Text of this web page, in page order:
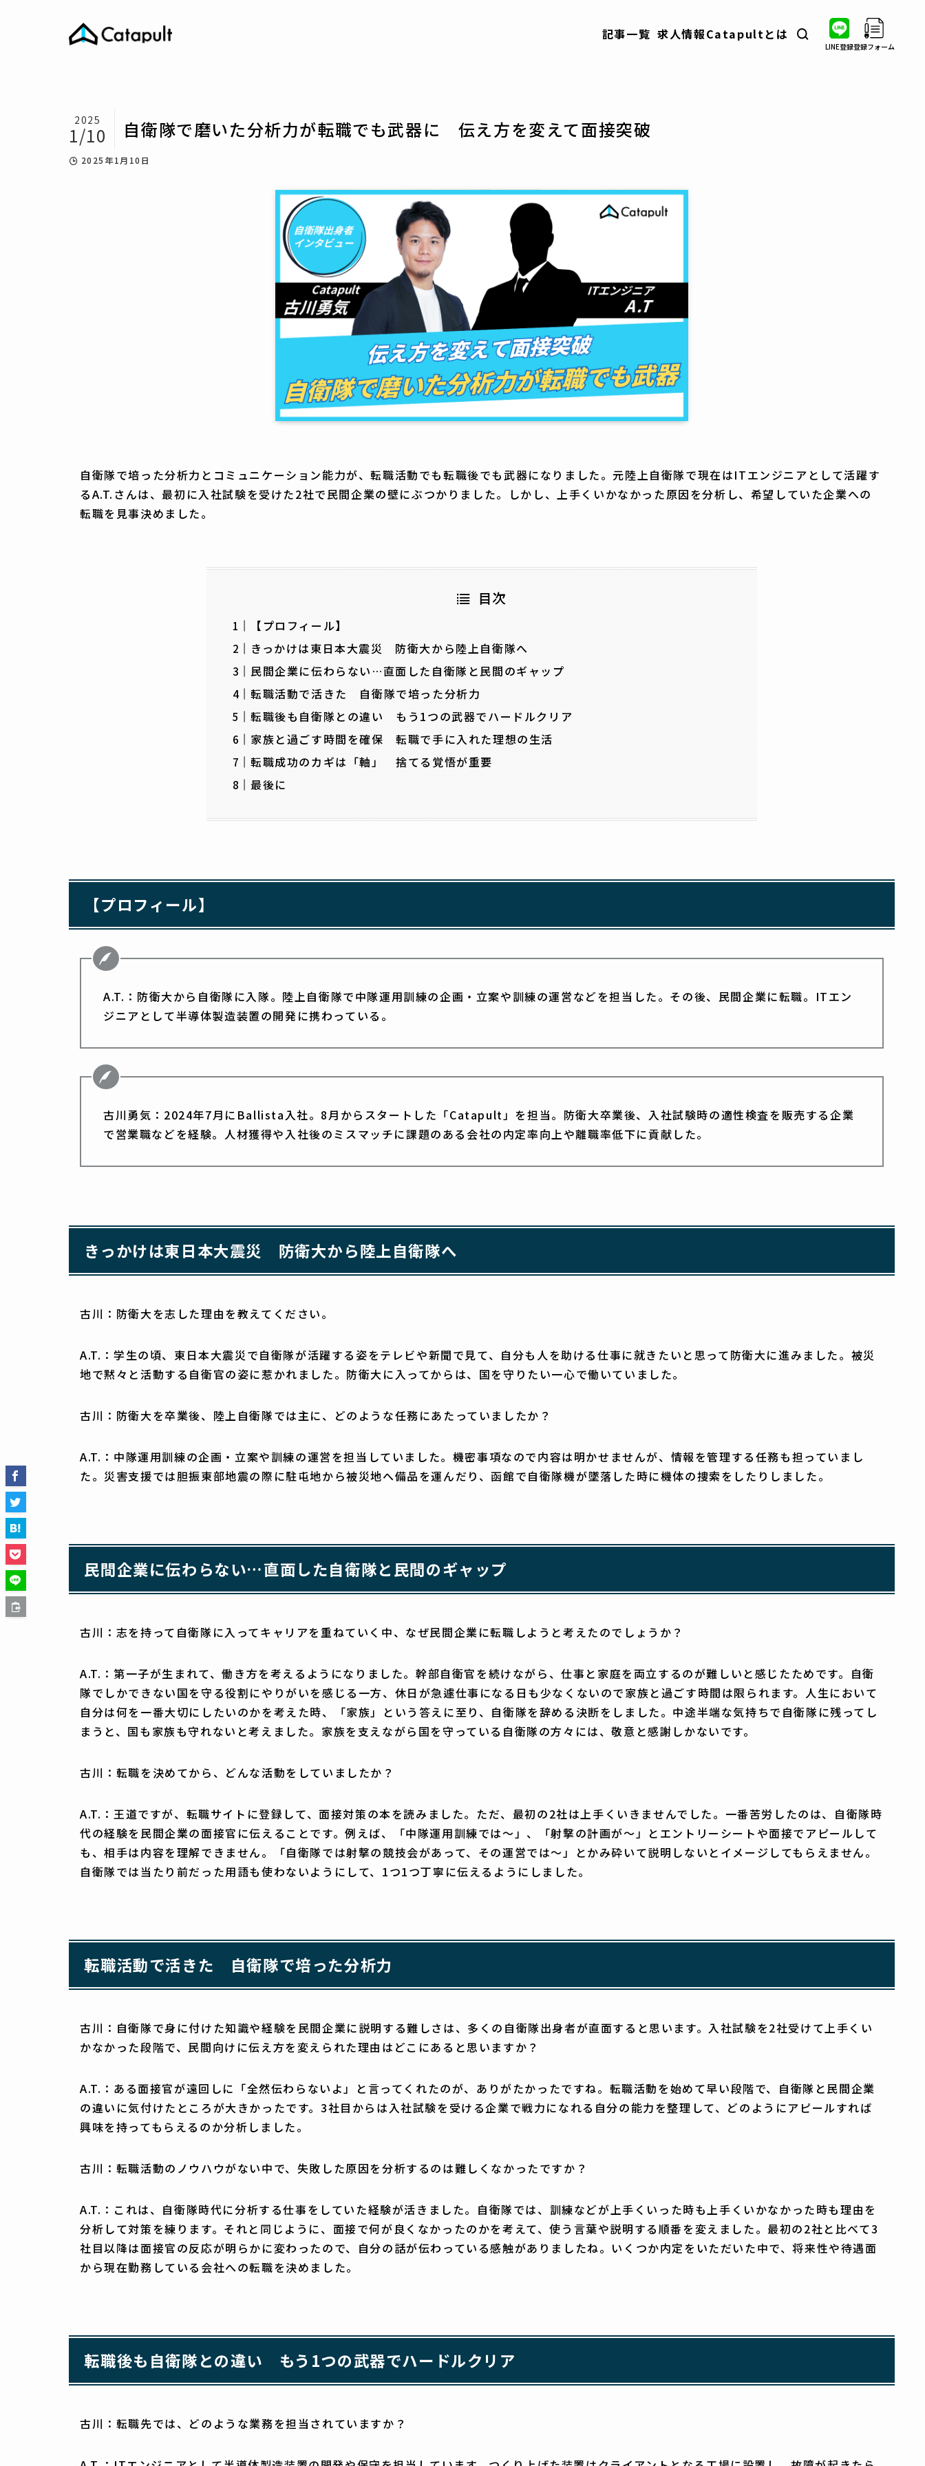
記事一覧
コラム
求人情報Catapultとは
LINE登録登録フォーム
自衛隊で磨いた分析力が転職でも武器に 伝え方を変えて面接突破
2025
1/10
2025年1月10日
自衛隊で培った分析力とコミュニケーション能力が、転職活動でも転職後でも武器になりました。元陸上自衛隊で現在はITエンジニアとして活躍す
るA.T.さんは、最初に入社試験を受けた2社で民間企業の壁にぶつかりました。しかし、上手くいかなかった原因を分析し、希望していた企業への
転職を見事決めました。
目次
【プロフィール】
きっかけは東日本大震災 防衛大から陸上自衛隊へ
民間企業に伝わらない…直面した自衛隊と民間のギャップ
転職活動で活きた 自衛隊で培った分析力
転職後も自衛隊との違い もう1つの武器でハードルクリア
家族と過ごす時間を確保 転職で手に入れた理想の生活
転職成功のカギは「軸」 捨てる覚悟が重要
最後に
【プロフィール】
A.T.：防衛大から自衛隊に入隊。陸上自衛隊で中隊運用訓練の企画・立案や訓練の運営などを担当した。その後、民間企業に転職。ITエン
ジニアとして半導体製造装置の開発に携わっている。
古川勇気：2024年7月にBallista入社。8月からスタートした「Catapult」を担当。防衛大卒業後、入社試験時の適性検査を販売する企業
で営業職などを経験。人材獲得や入社後のミスマッチに課題のある会社の内定率向上や離職率低下に貢献した。
きっかけは東日本大震災 防衛大から陸上自衛隊へ
古川：防衛大を志した理由を教えてください。
A.T.：学生の頃、東日本大震災で自衛隊が活躍する姿をテレビや新聞で見て、自分も人を助ける仕事に就きたいと思って防衛大に進みました。被災
地で黙々と活動する自衛官の姿に惹かれました。防衛大に入ってからは、国を守りたい一心で働いていました。
古川：防衛大を卒業後、陸上自衛隊では主に、どのような任務にあたっていましたか？
A.T.：中隊運用訓練の企画・立案や訓練の運営を担当していました。機密事項なので内容は明かせませんが、情報を管理する任務も担っていまし
た。災害支援では胆振東部地震の際に駐屯地から被災地へ備品を運んだり、函館で自衛隊機が墜落した時に機体の捜索をしたりしました。
民間企業に伝わらない…直面した自衛隊と民間のギャップ
古川：志を持って自衛隊に入ってキャリアを重ねていく中、なぜ民間企業に転職しようと考えたのでしょうか？
A.T.：第一子が生まれて、働き方を考えるようになりました。幹部自衛官を続けながら、仕事と家庭を両立するのが難しいと感じたためです。自衛
隊でしかできない国を守る役割にやりがいを感じる一方、休日が急遽仕事になる日も少なくないので家族と過ごす時間は限られます。人生において
自分は何を一番大切にしたいのかを考えた時、「家族」という答えに至り、自衛隊を辞める決断をしました。中途半端な気持ちで自衛隊に残ってし
まうと、国も家族も守れないと考えました。家族を支えながら国を守っている自衛隊の方々には、敬意と感謝しかないです。
古川：転職を決めてから、どんな活動をしていましたか？
A.T.：王道ですが、転職サイトに登録して、面接対策の本を読みました。ただ、最初の2社は上手くいきませんでした。一番苦労したのは、自衛隊時
代の経験を民間企業の面接官に伝えることです。例えば、「中隊運用訓練では～」、「射撃の計画が～」とエントリーシートや面接でアピールして
も、相手は内容を理解できません。「自衛隊では射撃の競技会があって、その運営では～」とかみ砕いて説明しないとイメージしてもらえません。
自衛隊では当たり前だった用語も使わないようにして、1つ1つ丁寧に伝えるようにしました。
転職活動で活きた 自衛隊で培った分析力
古川：自衛隊で身に付けた知識や経験を民間企業に説明する難しさは、多くの自衛隊出身者が直面すると思います。入社試験を2社受けて上手くい
かなかった段階で、民間向けに伝え方を変えられた理由はどこにあると思いますか？
A.T.：ある面接官が遠回しに「全然伝わらないよ」と言ってくれたのが、ありがたかったですね。転職活動を始めて早い段階で、自衛隊と民間企業
の違いに気付けたところが大きかったです。3社目からは入社試験を受ける企業で戦力になれる自分の能力を整理して、どのようにアピールすれば
興味を持ってもらえるのか分析しました。
古川：転職活動のノウハウがない中で、失敗した原因を分析するのは難しくなかったですか？
A.T.：これは、自衛隊時代に分析する仕事をしていた経験が活きました。自衛隊では、訓練などが上手くいった時も上手くいかなかった時も理由を
分析して対策を練ります。それと同じように、面接で何が良くなかったのかを考えて、使う言葉や説明する順番を変えました。最初の2社と比べて3
社目以降は面接官の反応が明らかに変わったので、自分の話が伝わっている感触がありましたね。いくつか内定をいただいた中で、将来性や待遇面
から現在勤務している会社への転職を決めました。
転職後も自衛隊との違い もう1つの武器でハードルクリア
古川：転職先では、どのような業務を担当されていますか？